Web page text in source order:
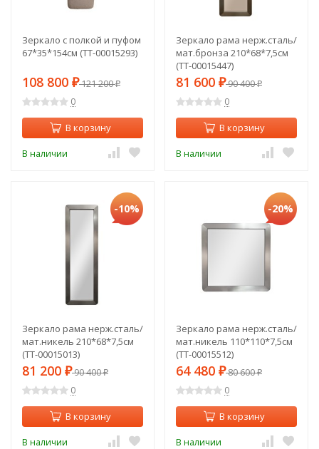
Зеркало с полкой и пуфом
67*35*154см (TT-00015293)
108 800 ₽121 200₽
0
В корзину
В наличии
Зеркало рама нерж.сталь/
мат.бронза 210*68*7,5см
(TT-00015447)
81 600 ₽90 400₽
0
В корзину
В наличии
-10%
Зеркало рама нерж.сталь/
мат.никель 210*68*7,5см
(TT-00015013)
81 200 ₽90 400₽
0
В корзину
В наличии
-20%
Зеркало рама нерж.сталь/
мат.никель 110*110*7,5см
(TT-00015512)
64 480 ₽80 600₽
0
В корзину
В наличии